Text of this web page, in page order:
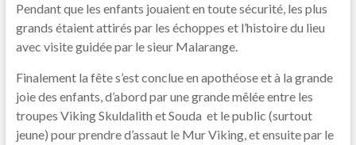
Pendant que les enfants jouaient en toute sécurité, les plus
grands étaient attirés par les échoppes et l’histoire du lieu
avec visite guidée par le sieur Malarange.
Finalement la fête s’est conclue en apothéose et à la grande
joie des enfants, d’abord par une grande mêlée entre les
troupes Viking Skuldalith et Souda et le public (surtout
jeune) pour prendre d’assaut le Mur Viking, et ensuite par le